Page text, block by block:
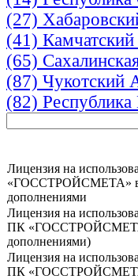
(27)
(41) Камчатский
(65)
(87) Чукотский
(82)
Лицензия на
«ГОССТРОЙСМЕТА»
дополнениями
Лицензия на
ПК
дополнениями)
Лицензия на
ПК «ГОССТРОЙСМЕТА»